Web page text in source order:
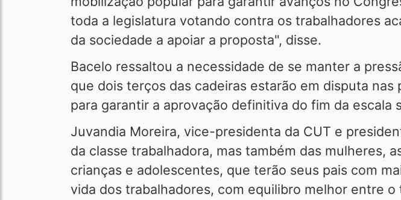
toda a legislatura votando contra os trabalhadores
da sociedade a apoiar a proposta", disse.
Bacelo ressaltou a necessidade de se manter a
que dois terços das cadeiras estarão em disputa
para garantir a aprovação definitiva do fim da escala
Juvandia Moreira, vice-presidenta da CUT e
da classe trabalhadora, mas também das mulheres,
crianças e adolescentes, que terão seus pais com
vida dos trabalhadores, com equilibro melhor entre